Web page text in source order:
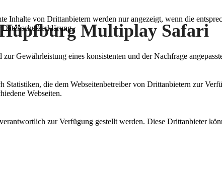
Multiplay Safari
Inhalte von Drittanbietern werden nur angezeigt, wenn die
Gewährleistung eines konsistenten und der Nachfrage
die dem Webseitenbetreiber von Drittanbietern zur
Webseiten.
zur Verfügung gestellt werden. Diese Drittanbieter